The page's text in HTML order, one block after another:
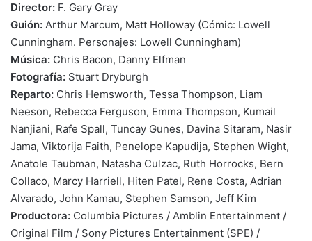
Director: F. Gary Gray
Guión: Arthur Marcum, Matt Holloway (Cómic: Lowell
Cunningham. Personajes: Lowell Cunningham)
Música: Chris Bacon, Danny Elfman
Fotografía: Stuart Dryburgh
Reparto: Chris Hemsworth, Tessa Thompson, Liam
Neeson, Rebecca Ferguson, Emma Thompson, Kumail
Nanjiani, Rafe Spall, Tuncay Gunes, Davina Sitaram, Nasir
Jama, Viktorija Faith, Penelope Kapudija, Stephen Wight,
Anatole Taubman, Natasha Culzac, Ruth Horrocks, Bern
Collaco, Marcy Harriell, Hiten Patel, Rene Costa, Adrian
Alvarado, John Kamau, Stephen Samson, Jeff Kim
Productora: Columbia Pictures / Amblin Entertainment /
Original Film / Sony Pictures Entertainment (SPE) /